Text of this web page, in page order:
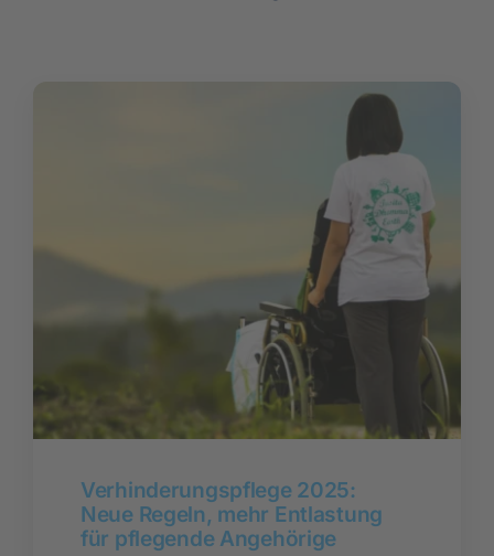
Verhinderungspflege 2025:
Neue Regeln, mehr Entlastung
für pflegende Angehörige